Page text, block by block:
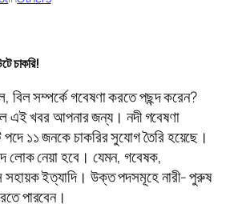
চাকরি!
বিল সম্পর্কে গবেষণা করতে পছন্দ করেন?
এই খবর আপনার জন্য। নদী গবেষণা
পদে ১১ জনকে চাকরির সুযোগ তৈরি হয়েছে।
লোক নেয়া হবে। যেমন, গবেষক,
ইত্যাদি। উক্ত পদসমূহে নারী- পুরুষ
পারবেন।